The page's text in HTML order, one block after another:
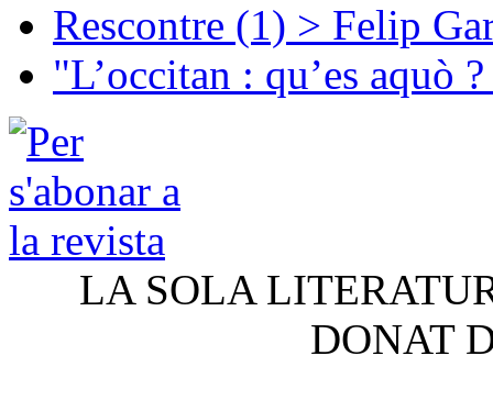
Rescontre (1) > Felip
"L’occitan : qu’es aquò
LA SOLA
DONAT